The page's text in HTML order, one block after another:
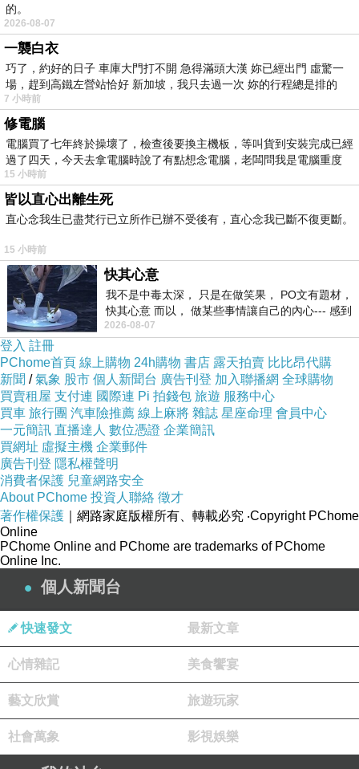
▲ 台灣青旅膠囊旅店 (Taiwan Youth Hostel & Capsule Hotel) 實景圖
有關於訂房，我個人建議是
決定哪家以後快點下自由行住宿平價訂！
像這次的話上網找了一下
(Taiwan Youth Hostel & Capsule Hotel)的評價
還不差～
就儘快衝下去！以免到時候訂不到就哭哭了(尤其
是旅遊旺季更要注意)
而且在HOTELS.COM
差！沒在怕的！（這點超棒！）
另外我有找到一些優惠折扣碼！
可能剛好適用喔！請多加利用！
有關 台灣青旅膠囊旅店 (Taiwan Youth Hostel &
Capsule Hotel) 的房間介紹在下面
如果有興趣到這附近玩的，不妨可以看看！
↓↓↓保證最便宜！定貴退價差↓↓↓
的。
2026-08-07
一襲白衣
巧了，約好的日子 車庫大門打不開 急得滿頭大漢 妳已經出門 虛驚一
場，趕到高鐵左營站恰好 新加坡，我只去過一次 妳的行程總是排的
7 小時前
修電腦
電腦買了七年終於操壞了，檢查後要換主機板，等叫貨到安裝完成已經
過了四天，今天去拿電腦時說了有點想念電腦，老闆問我是電腦重度
15 小時前
皆以直心出離生死
直心念我生已盡梵行已立所作已辦不受後有，直心念我已斷不復更斷。
15 小時前
快其心意
我不是中毒太深， 只是在做笑果， PO文有題材，
快其心意 而以， 做某些事情讓自己的內心--- 感到
愉快。
2026-08-07
登入 註冊
PChome首頁 線上購物 24h購物 書店 露天拍賣 比比昂代購
新聞 /氣象 股市 個人新聞台 廣告刊登 加入聯播網 全球購物
買賣租屋 支付連 國際連 Pi 拍錢包 旅遊 服務中心
買車 旅行團 汽車險推薦 線上麻將 雜誌 星座命理 會員中心
一元簡訊 直播達人 數位憑證 企業簡訊
買網址 虛擬主機 企業郵件
廣告刊登 隱私權聲明
消費者保護 兒童網路安全
About PChome 投資人聯絡 徵才
著作權保護 ｜網路家庭版權所有、轉載必究 ‧Copyright PChome
Online
PChome Online and PChome are trademarks of PChome
Online Inc.
個人新聞台
快速發文 最新文章
心情雜記 美食饗宴
藝文欣賞 旅遊玩家
社會萬象 影視娛樂